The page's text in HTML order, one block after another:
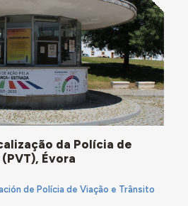
da Polícia de
Évora
de Polícia de Viação e Trânsito